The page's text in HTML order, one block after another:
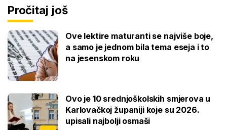
Pročitaj još
Ove lektire maturanti se najviše boje,
a samo je jednom bila tema eseja i to
na jesenskom roku
Ovo je 10 srednjoškolskih smjerova u
Karlovačkoj županiji koje su 2026.
upisali najbolji osmaši